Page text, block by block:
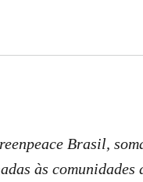
Brasil,
às